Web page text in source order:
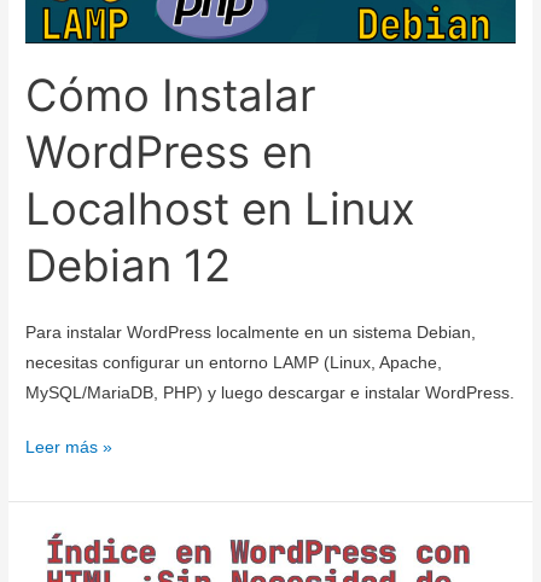
desde
un
Servidor
Apache
Cómo Instalar
WordPress en
Localhost en Linux
Debian 12
Para instalar WordPress localmente en un sistema Debian,
necesitas configurar un entorno LAMP (Linux, Apache,
MySQL/MariaDB, PHP) y luego descargar e instalar WordPress.
Cómo
WordPress
Localhost
Leer más »